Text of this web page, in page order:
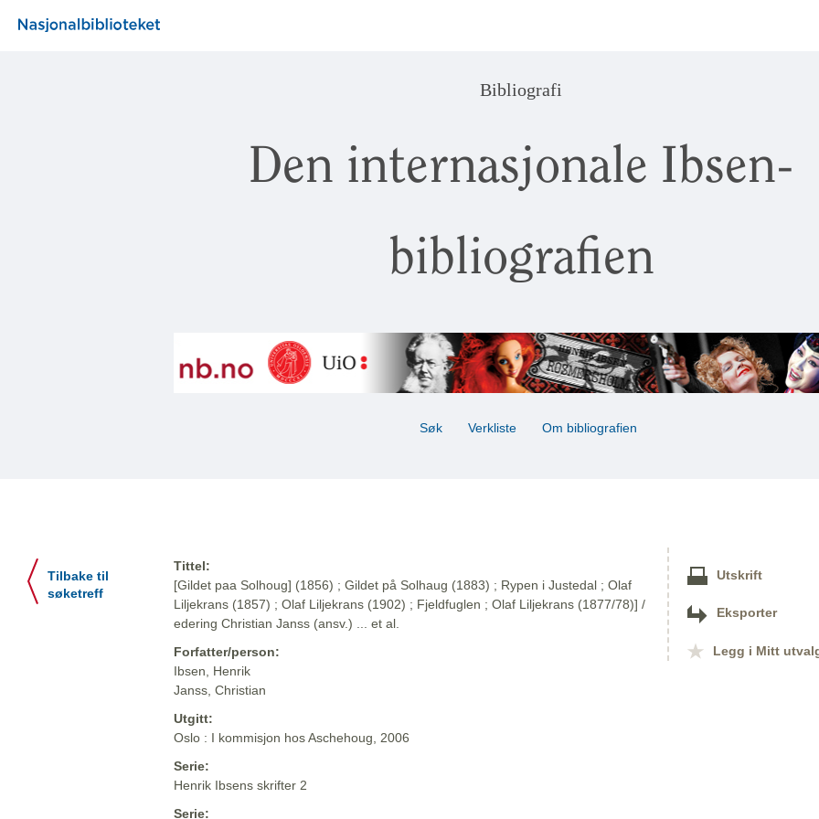
Bibliografi
Den internasjonale Ibsen-
bibliografien
Søk Verkliste Om bibliografien
Tilbake til
søketreff
Tittel:
[Gildet paa Solhoug] (1856) ; Gildet på Solhaug (1883) ; Rypen i Justedal ; Olaf
Liljekrans (1857) ; Olaf Liljekrans (1902) ; Fjeldfuglen ; Olaf Liljekrans (1877/78)] /
edering Christian Janss (ansv.) ... et al.
Forfatter/person:
Ibsen, Henrik
Janss, Christian
Utgitt:
Oslo : I kommisjon hos Aschehoug, 2006
Serie:
Henrik Ibsens skrifter 2
Serie:
Utskrift
Eksporter
Legg i Mitt